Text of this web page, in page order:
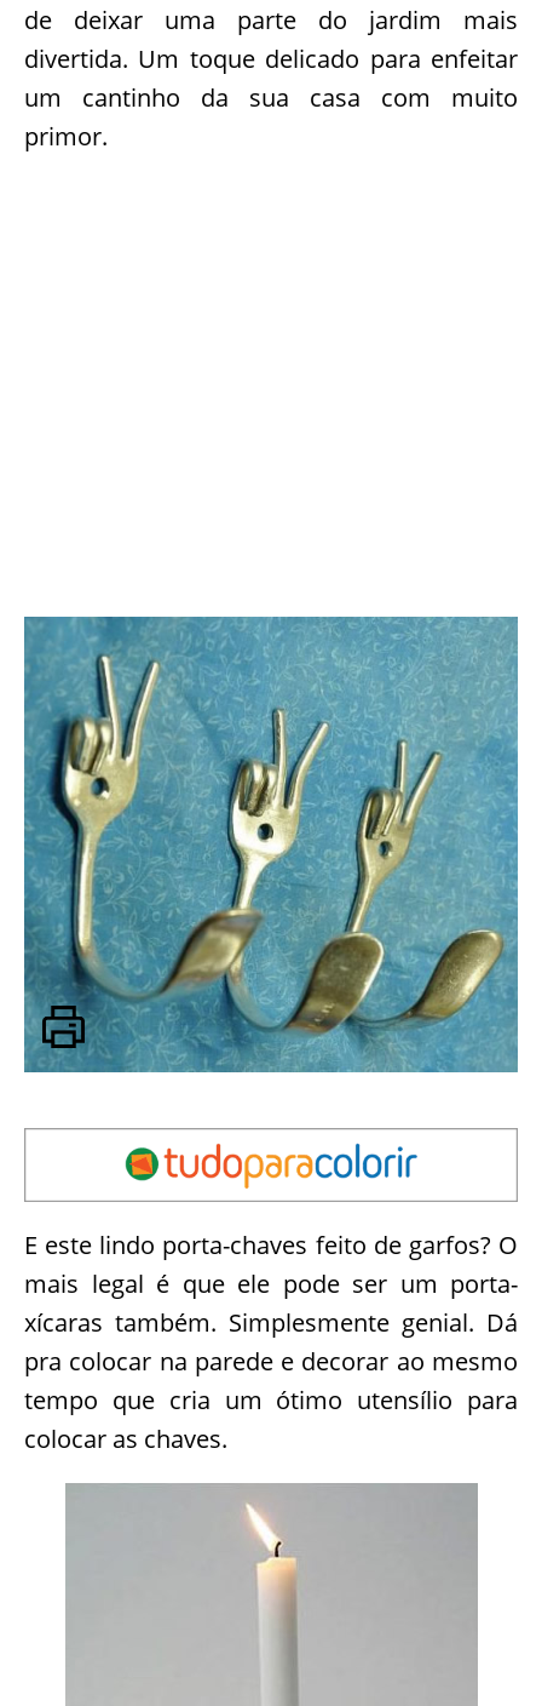
de deixar uma parte do jardim mais
divertida. Um toque delicado para enfeitar
um cantinho da sua casa com muito
primor.
E este lindo porta-chaves feito de garfos? O
mais legal é que ele pode ser um porta-
xícaras também. Simplesmente genial. Dá
pra colocar na parede e decorar ao mesmo
tempo que cria um ótimo utensílio para
colocar as chaves.